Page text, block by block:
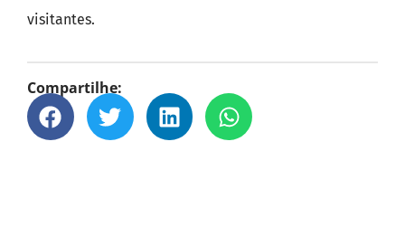
visitantes.
Compartilhe: